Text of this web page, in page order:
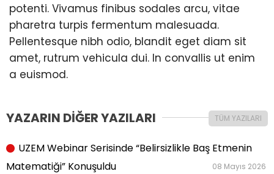
potenti. Vivamus finibus sodales arcu, vitae
pharetra turpis fermentum malesuada.
Pellentesque nibh odio, blandit eget diam sit
amet, rutrum vehicula dui. In convallis ut enim
a euismod.
YAZARIN DİĞER YAZILARI TÜM YAZILARI
UZEM Webinar Serisinde “Belirsizlikle Baş Etmenin
Matematiği” Konuşuldu
08 Mayıs 2026